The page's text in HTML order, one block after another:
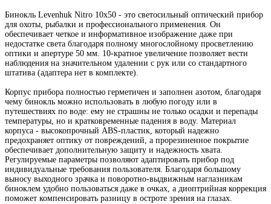
Бинокль Levenhuk Nitro 10x50 - это светосильный оптический прибор
для охоты, рыбалки и профессионального применения. Он
обеспечивает четкое и информативное изображение даже при
недостатке света благодаря полному многослойному просветлению
оптики и апертуре 50 мм. 10-кратное увеличение позволяет вести
наблюдения на значительном удалении с рук или со стандартного
штатива (адаптера нет в комплекте).
Корпус прибора полностью герметичен и заполнен азотом, благодаря
чему бинокль можно использовать в любую погоду или в
путешествиях по воде: ему не страшны не только осадки и перепады
температуры, но и кратковременные падения в воду. Материал
корпуса - высокопрочный ABS-пластик, который надежно
предохраняет оптику от повреждений, а прорезиненное покрытие
обеспечивает дополнительную защиту и надежность хвата.
Регулируемые параметры позволяют адаптировать прибор под
индивидуальные требования пользователя. Благодаря большому
выносу выходного зрачка и поворотно-выдвижным наглазникам
биноклем удобно пользоваться даже в очках, а диоптрийная коррекция
поможет компенсировать разницу в остроте зрения на глазах.